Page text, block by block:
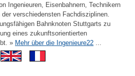
Ingenieuren, Eisenbahnern, Technikern
verschiedensten Fachdisziplinen.
Bahnknoten Stuttgarts zu
eines zukunftsorientierten
» Mehr über die Ingenieure22